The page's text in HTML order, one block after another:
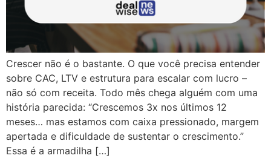
Crescer não é o bastante. O que você precisa entender
sobre CAC, LTV e estrutura para escalar com lucro –
não só com receita. Todo mês chega alguém com uma
história parecida: “Crescemos 3x nos últimos 12
meses… mas estamos com caixa pressionado, margem
apertada e dificuldade de sustentar o crescimento.”
Essa é a armadilha […]